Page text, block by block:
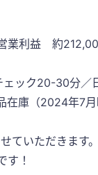
利益 約
ック20-30分／
庫（2024年7月
ていただきます。
す！